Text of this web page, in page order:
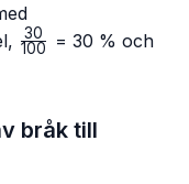
\frac{30}
100
30 = 30 % och
bråk till